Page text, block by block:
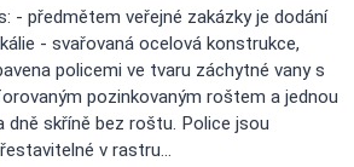
- předmětem veřejné zakázky je dodání
- svařovaná ocelová konstrukce,
policemi ve tvaru záchytné vany s
pozinkovaným roštem a jednou
dně skříně bez roštu. Police jsou
v rastru...